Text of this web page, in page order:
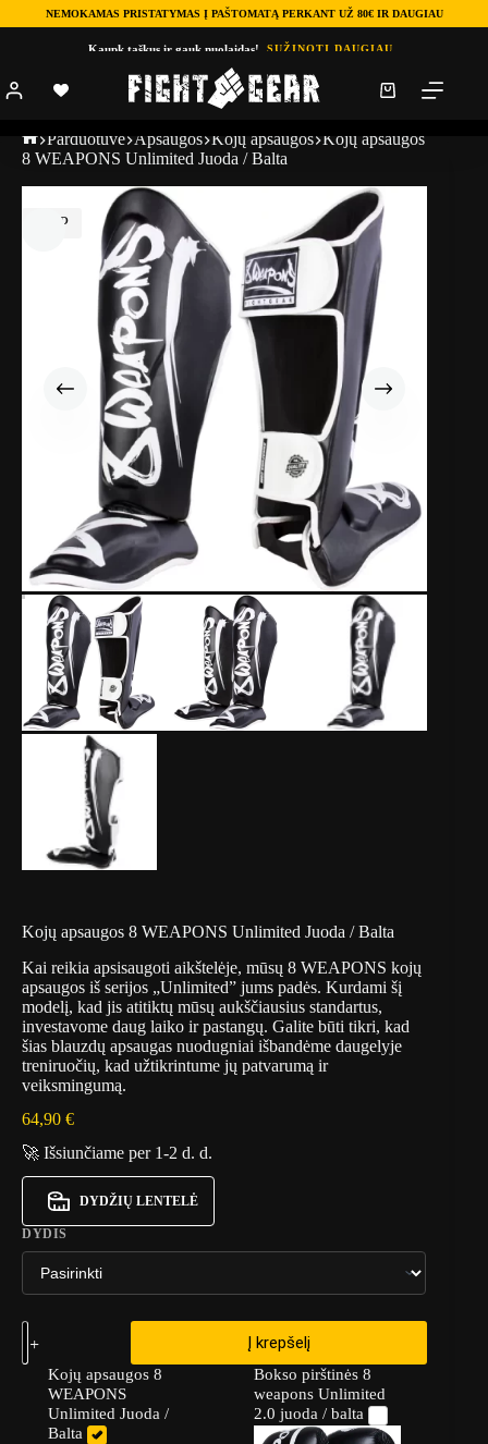
NEMOKAMAS PRISTATYMAS Į PAŠTOMATĄ PERKANT UŽ 80€ IR DAUGIAU
Kaupk taškus ir gauk nuolaidas! SUŽINOTI DAUGIAU
Parduotuve Apsaugos Kojų apsaugos Kojų apsaugos
8 WEAPONS Unlimited Juoda / Balta
TOP
Kojų apsaugos 8 WEAPONS Unlimited Juoda / Balta
Kai reikia apsisaugoti aikštelėje, mūsų 8 WEAPONS kojų
apsaugos iš serijos „Unlimited” jums padės. Kurdami šį
modelį, kad jis atitiktų mūsų aukščiausius standartus,
investavome daug laiko ir pastangų. Galite būti tikri, kad
šias blauzdų apsaugas nuodugniai išbandėme daugelyje
treniruočių, kad užtikrintume jų patvarumą ir
veiksmingumą.
64,90 €
🚀 Išsiunčiame per 1-2 d. d.
DYDŽIŲ LENTELĖ
DYDIS
Į krepšelį
Kojų apsaugos 8
WEAPONS
Unlimited Juoda /
Balta
Bokso pirštinės 8
weapons Unlimited
2.0 juoda / balta